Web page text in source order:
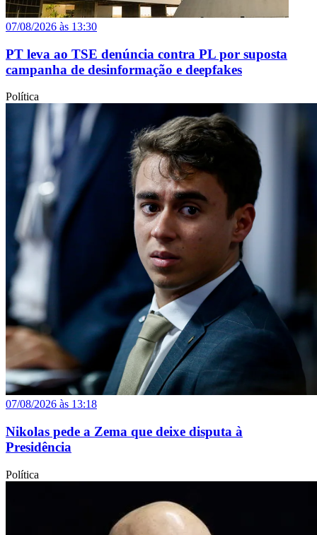
07/08/2026 às 13:30
PT leva ao TSE denúncia contra PL por suposta
campanha de desinformação e deepfakes
Política
07/08/2026 às 13:18
Nikolas pede a Zema que deixe disputa à
Presidência
Política